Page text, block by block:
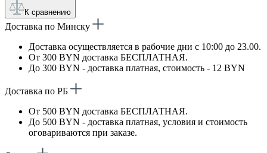
К сравнению
Доставка по Минску
Доставка осуществляется в рабочие дни с 10:00 до 23.00.
От 300 BYN доставка БЕСПЛАТНАЯ.
До 300 BYN - доставка платная, стоимость - 12 BYN
Доставка по РБ
От 500 BYN доставка БЕСПЛАТНАЯ.
До 500 BYN - доставка платная, условия и стоимость
оговариваются при заказе.